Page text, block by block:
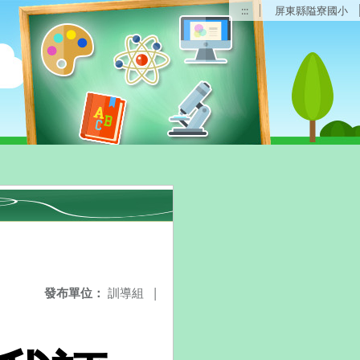
::: 屏東縣隘寮國小
發布單位： 訓導組 |